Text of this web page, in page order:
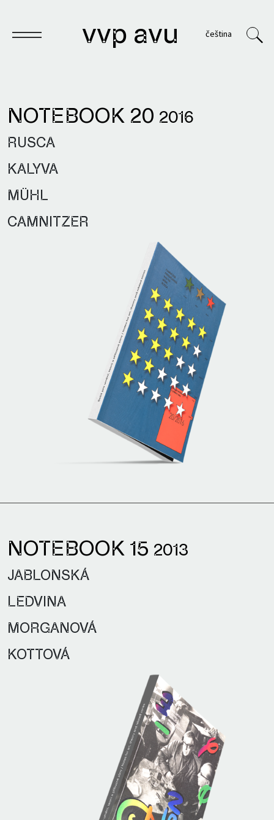
vvp avu čeština
Notebook
Archives
VVP
NOTEBOOK 20 2016
RUSCA
KALYVA
MÜHL
CAMNITZER
NOTEBOOK 15 2013
JABLONSKÁ
LEDVINA
MORGANOVÁ
KOTTOVÁ